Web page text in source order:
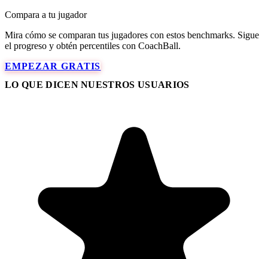
Compara a tu jugador
Mira cómo se comparan tus jugadores con estos benchmarks. Sigue
el progreso y obtén percentiles con CoachBall.
EMPEZAR GRATIS
LO QUE DICEN NUESTROS USUARIOS